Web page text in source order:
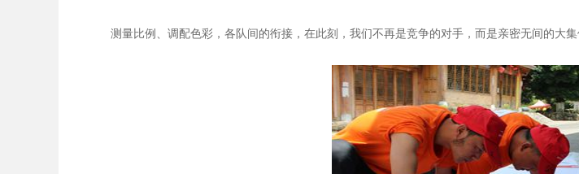
测量比例、调配色彩，各队间的衔接，在此刻，我们不再是竞争的对手，而是亲密无间的大